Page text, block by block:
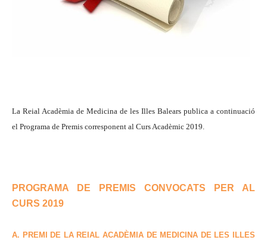
La Reial Acadèmia de Medicina de les Illes Balears publica a continuació
el Programa de Premis corresponent al Curs Acadèmic 2019.
PROGRAMA DE PREMIS CONVOCATS PER AL
CURS 2019
A. PREMI DE LA REIAL ACADÈMIA DE MEDICINA DE LES ILLES